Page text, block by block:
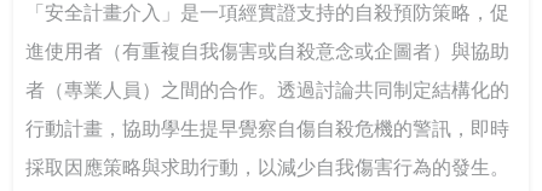
以師者先行，構築SEL友善校園生態系
台鋼技大剛圓勤儉與大學SEL
「安全計畫介入」是一項經實證支持的自殺預防策略，促
進使用者（有重複自我傷害或自殺意念或企圖者）與協助
者（專業人員）之間的合作。透過討論共同制定結構化的
行動計畫，協助學生提早覺察自傷自殺危機的警訊，即時
採取因應策略與求助行動，以減少自我傷害行為的發生。